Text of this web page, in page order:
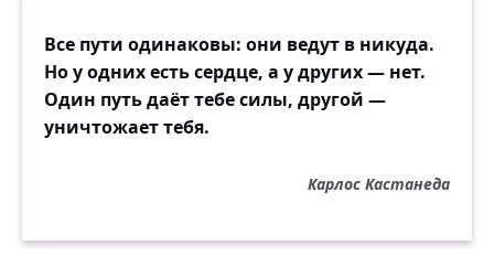
Все пути одинаковы: они ведут в никуда.
Но у одних есть сердце, а у других — нет.
Один путь даёт тебе силы, другой —
уничтожает тебя.
Карлос Кастанеда